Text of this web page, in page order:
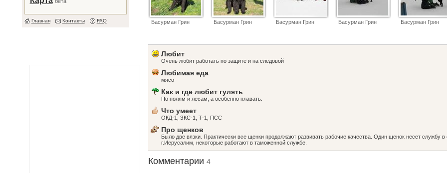
Главная Контакты FAQ Басурман Грин Басурман Грин Басурман Грин Басурман Грин Басурман Грин
Любит
Очень любит работать по защите и на следовой
Любимая еда
мясо
Как и где любит гулять
По полям и лесам, а особенно плавать.
Что умеет
ОКД-1, ЗКС-1, Т-1, ПСС
Про щенков
Было две вязки. Практически все щенки продолжают развивать рабочие качества. Один щенок несет службу в
г.Иерусалим, некоторые работают в таможенной службе.
Комментарии4